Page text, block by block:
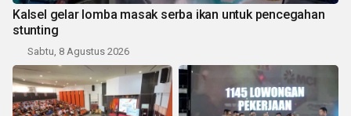
Kalsel gelar lomba masak serba ikan untuk pencegahan
stunting
Sabtu, 8 Agustus 2026